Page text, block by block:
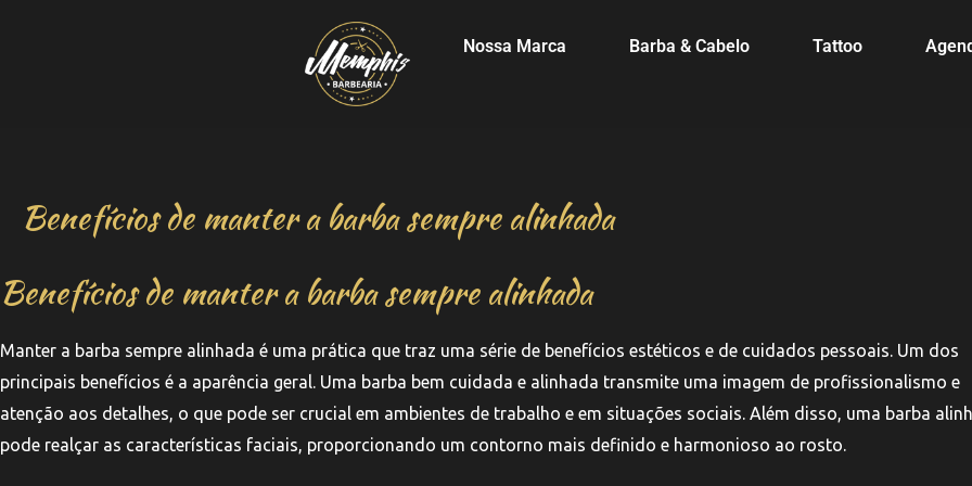
Nossa Marca Barba & Cabelo Tattoo
Benefícios de manter a barba sempre alinhada
Benefícios de manter a barba sempre alinhada
Manter a barba sempre alinhada é uma prática que traz uma série de benefícios estéticos e de cuidados pessoais. Um dos
principais benefícios é a aparência geral. Uma barba bem cuidada e alinhada transmite uma imagem de profissionalismo e
atenção aos detalhes, o que pode ser crucial em ambientes de trabalho e em situações sociais. Além disso, uma barba
pode realçar as características faciais, proporcionando um contorno mais definido e harmonioso ao rosto.